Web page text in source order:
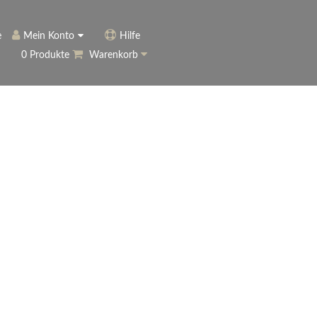
Mein Konto
Anmelden
Hilfe
0 Produkte
Warenkorb